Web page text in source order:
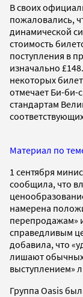
В своих
пожаловались,
динамической
стоимость
поступления в
изначально
некоторых
отмечает Би-би-
стандартам
Материал по
1 сентября
сообщила, что
намерена
перепродажам»
справедливым
добавила, что
лишают
выступлением»
Группа Oasis